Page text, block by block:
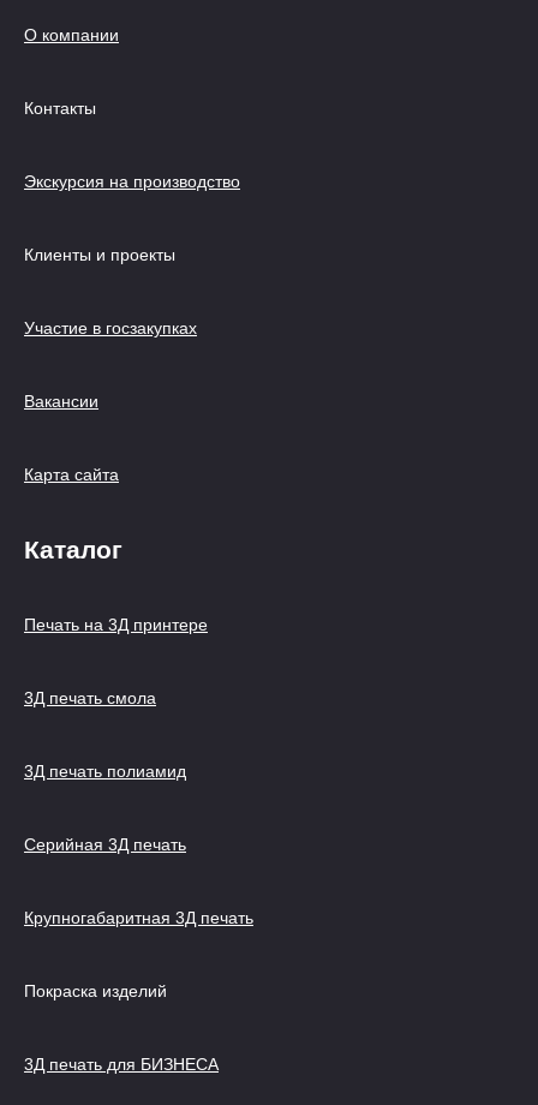
О компании
Контакты
Экскурсия на производство
Клиенты и проекты
Участие в госзакупках
Вакансии
Карта сайта
Каталог
Печать на 3Д принтере
3Д печать смола
3Д печать полиамид
Серийная 3Д печать
Крупногабаритная 3Д печать
Покраска изделий
3Д печать для БИЗНЕСА